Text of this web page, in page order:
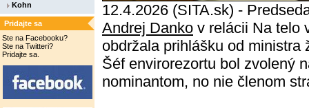
Kohn
Pridajte sa
Ste na Facebooku?
Ste na Twitteri?
Pridajte sa.
12.4.2026 (SITA.sk) -
Andrej Danko v relácii Na telo
obdržala prihlášku od
Šéf envirorezortu bol zvolený
nominantom, no nie členom